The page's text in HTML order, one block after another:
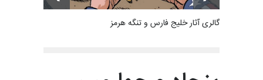
گالری آثار خلیج فارس و تنگه هرمز